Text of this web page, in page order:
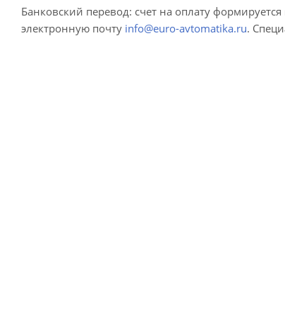
Банковский перевод: счет на оплату
электронную почту info@euro-avtomatika.ru.